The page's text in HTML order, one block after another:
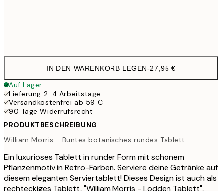
IN DEN WARENKORB LEGEN-27,95 €
Auf Lager
Lieferung 2-4 Arbeitstage
Versandkostenfrei ab 59 €
90 Tage Widerrufsrecht
PRODUKTBESCHREIBUNG
William Morris - Buntes botanisches rundes Tablett
Ein luxuriöses Tablett in runder Form mit schönem
Pflanzenmotiv in Retro-Farben. Serviere deine Getränke auf
diesem eleganten Serviertablett! Dieses Design ist auch als
rechteckiges Tablett, "William Morris - Lodden Tablett",